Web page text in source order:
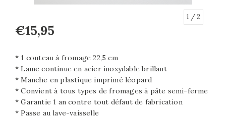
1 / 2
€15,95
* 1 couteau à fromage 22,5 cm
* Lame continue en acier inoxydable brillant
* Manche en plastique imprimé léopard
* Convient à tous types de fromages à pâte semi-ferme
* Garantie 1 an contre tout défaut de fabrication
* Passe au lave-vaisselle